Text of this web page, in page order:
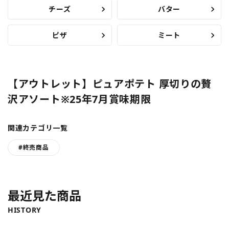
チーズ バター
ピザ ミート
【アウトレット】ピュアポテト 厚切りの贅
沢アソート※25年7月賞味期限
関連カテゴリ一覧
#終売商品
最近見た商品
HISTORY